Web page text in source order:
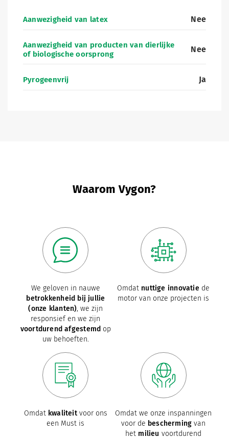
Aanwezigheid van latex Nee
Aanwezigheid van producten van dierlijke
of biologische oorsprong
Nee
Pyrogeenvrij Ja
Waarom Vygon?
We geloven in nauwe
betrokkenheid bij jullie
(onze klanten), we zijn
responsief en we zijn
voortdurend afgestemd op
uw behoeften.
Omdat nuttige innovatiede
motor van onze projecten is
Omdat kwaliteitvoor ons
een Must is
Omdat we onze inspanningen
voor de bescherming van
het milieu voortdurend